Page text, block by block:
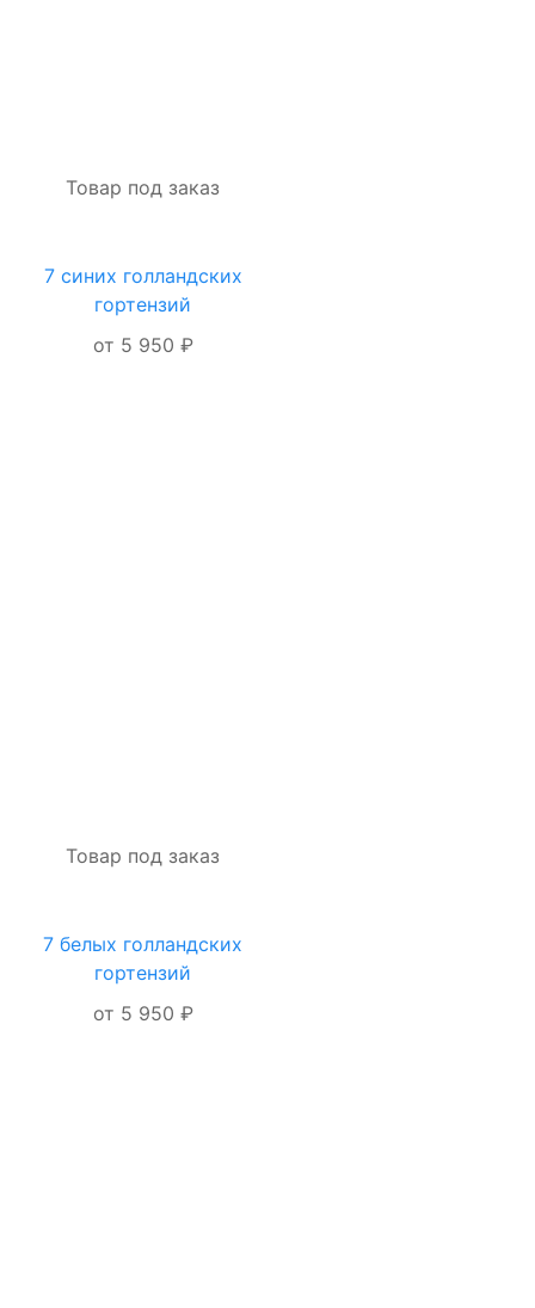
Товар под заказ
7 синих голландских
гортензий
от 5 950 ₽
ОФОРМЛЕНИЕ
ЗАКАЗА
Товар под заказ
7 белых голландских
гортензий
от 5 950 ₽
ОФОРМЛЕНИЕ
ЗАКАЗА